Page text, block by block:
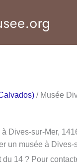
/ Musée
Dives-sur-Mer,
un musée à Dives-
14 ? Pour